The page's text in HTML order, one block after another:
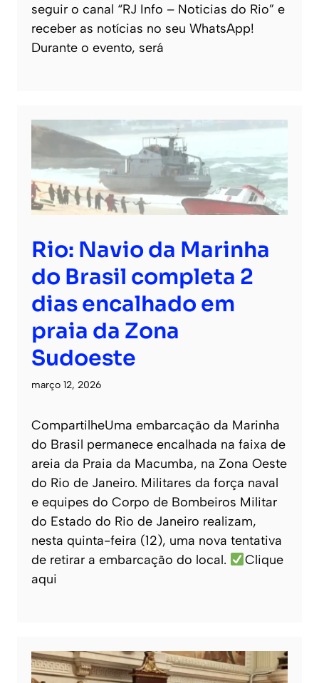
seguir o canal “RJ Info – Noticias do Rio” e
receber as notícias no seu WhatsApp!
Durante o evento, será
Rio: Navio da Marinha
do Brasil completa 2
dias encalhado em
praia da Zona
Sudoeste
março 12, 2026
CompartilheUma embarcação da Marinha
do Brasil permanece encalhada na faixa de
areia da Praia da Macumba, na Zona Oeste
do Rio de Janeiro. Militares da força naval
e equipes do Corpo de Bombeiros Militar
do Estado do Rio de Janeiro realizam,
nesta quinta-feira (12), uma nova tentativa
de retirar a embarcação do local.
Clique
aqui